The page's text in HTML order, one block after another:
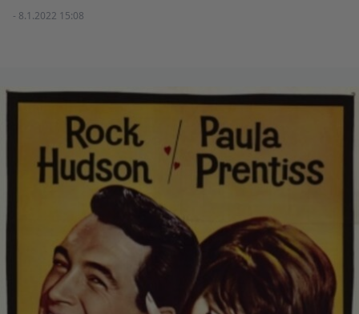
- 8.1.2022 15:08